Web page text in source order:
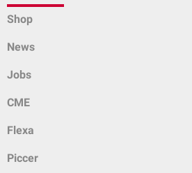
Shop
News
Jobs
CME
Flexa
Piccer